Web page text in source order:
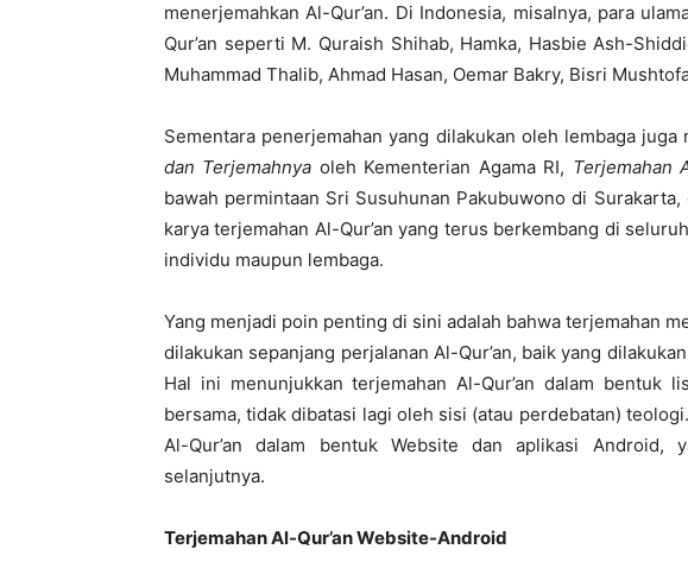
menerjemahkan Al-Qur’an. Di Indonesia, misalnya, para
Qur’an seperti M. Quraish Shihab, Hamka, Hasbie Ash-
Muhammad Thalib, Ahmad Hasan, Oemar Bakry, Bisri
Sementara penerjemahan yang dilakukan oleh lembaga juga
dan Terjemahnya oleh Kementerian Agama RI, Terjemahan
bawah permintaan Sri Susuhunan Pakubuwono di
karya terjemahan Al-Qur’an yang terus berkembang di
individu maupun lembaga.
Yang menjadi poin penting di sini adalah bahwa terjemahan
dilakukan sepanjang perjalanan Al-Qur’an, baik yang
Hal ini menunjukkan terjemahan Al-Qur’an dalam bentuk
bersama, tidak dibatasi lagi oleh sisi (atau perdebatan)
Al-Qur’an dalam bentuk Website dan aplikasi Android,
selanjutnya.
Terjemahan Al-Qur’an Website-Android